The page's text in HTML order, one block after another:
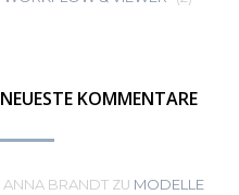
NEUESTE KOMMENTARE
ANNA BRANDTZU MODELLE